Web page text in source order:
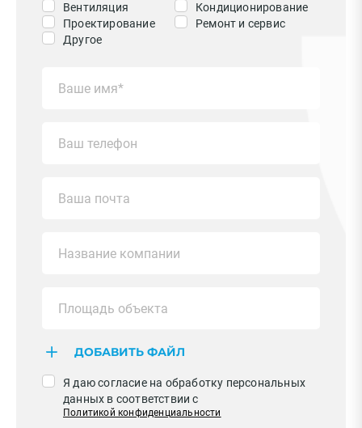
Вентиляция
Кондиционирование
Проектирование
Ремонт и сервис
Другое
ДОБАВИТЬ ФАЙЛ
Я даю согласие на обработку персональных
данных в соответствии с
Политикой конфиденциальности